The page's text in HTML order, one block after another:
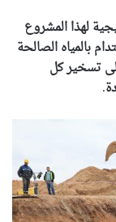
لهذا المشروع
بالمياه الصالحة
تسخير كل
.